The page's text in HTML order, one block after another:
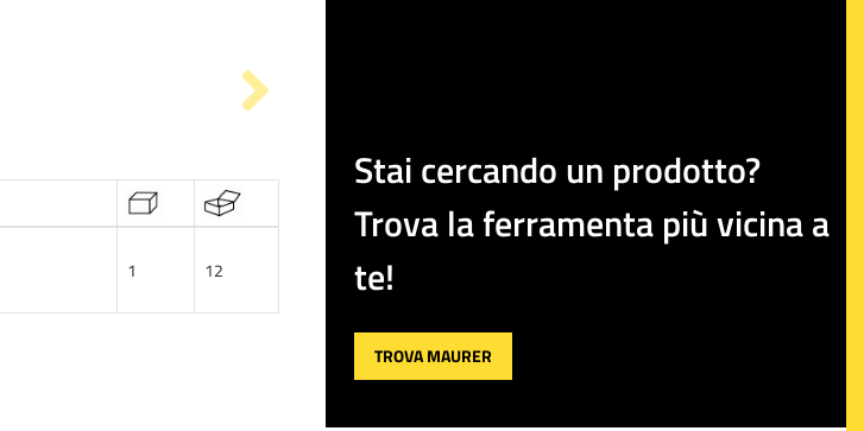
1 12
Stai cercando un prodotto?
Trova la ferramenta più vicina a
te!
TROVA MAURER